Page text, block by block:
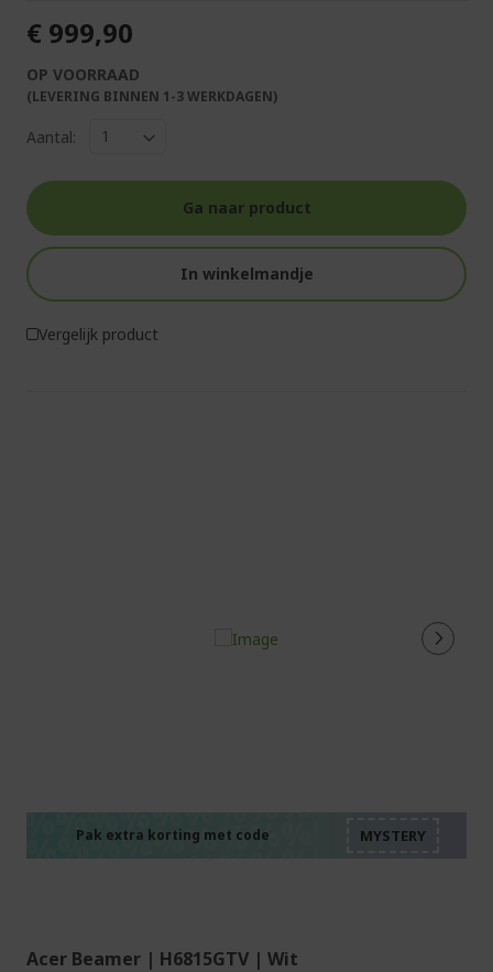
€ 999,90
OP VOORRAAD
(LEVERING BINNEN 1-3 WERKDAGEN)
Aantal:
Ga naar product
In winkelmandje
Vergelijk product
Pak extra korting met code
Acer Beamer | H6815GTV | Wit